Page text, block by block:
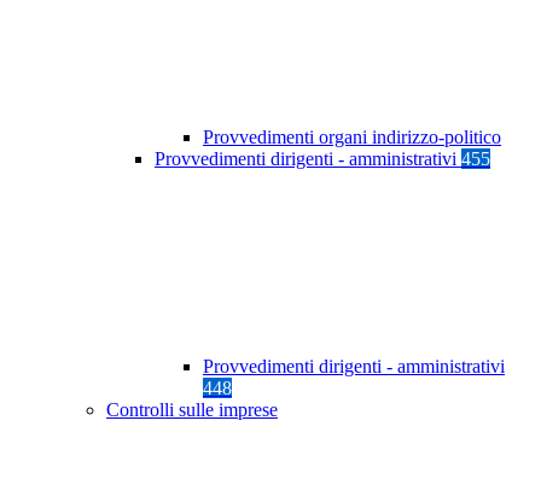
Provvedimenti organi indirizzo-politico
Provvedimenti dirigenti - amministrativi 455
Provvedimenti dirigenti - amministrativi
448
Controlli sulle imprese